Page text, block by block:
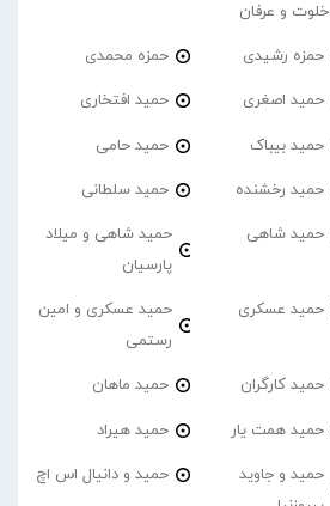
خلوت و عرفان
حمزه رشیدی حمزه محمدی
حمید اصغری حمید افتخاری
حمید بیباک حمید حامی
حمید رخشنده حمید سلطانی
حمید شاهی
حمید شاهی و میلاد
پارسیان
حمید عسکری
حمید عسکری و امین
رستمی
حمید کارگران حمید ماهان
حمید همت یار حمید هیراد
حمید و جاوید
حمید و دانیال اس اچ